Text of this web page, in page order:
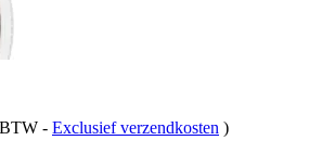
- Exclusief verzendkosten )